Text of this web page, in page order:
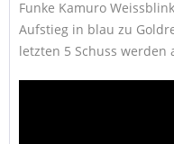
Funke Kamuro
Aufstieg in blau zu
letzten 5 Schuss werden